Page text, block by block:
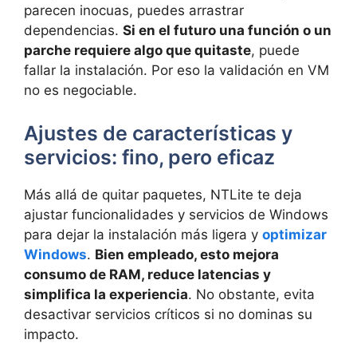
parecen inocuas, puedes arrastrar
dependencias. Si en el futuro una función o un
parche requiere algo que quitaste, puede
fallar la instalación. Por eso la validación en VM
no es negociable.
Ajustes de características y
servicios: fino, pero eficaz
Más allá de quitar paquetes, NTLite te deja
ajustar funcionalidades y servicios de Windows
para dejar la instalación más ligera y optimizar
Windows. Bien empleado, esto mejora
consumo de RAM, reduce latencias y
simplifica la experiencia. No obstante, evita
desactivar servicios críticos si no dominas su
impacto.